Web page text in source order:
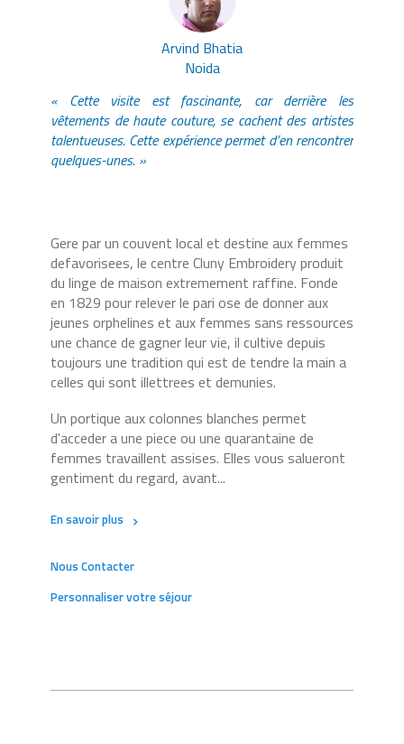
Arvind Bhatia
Noida
« Cette visite est fascinante, car derrière les
vêtements de haute couture, se cachent des artistes
talentueuses. Cette expérience permet d’en rencontrer
quelques-unes. »
Gere par un couvent local et destine aux femmes
defavorisees, le centre Cluny Embroidery produit
du linge de maison extremement raffine. Fonde
en 1829 pour relever le pari ose de donner aux
jeunes orphelines et aux femmes sans ressources
une chance de gagner leur vie, il cultive depuis
toujours une tradition qui est de tendre la main a
celles qui sont illettrees et demunies.
Un portique aux colonnes blanches permet
d'acceder a une piece ou une quarantaine de
femmes travaillent assises. Elles vous salueront
gentiment du regard, avant...
En savoir plus
Nous Contacter
Personnaliser votre séjour